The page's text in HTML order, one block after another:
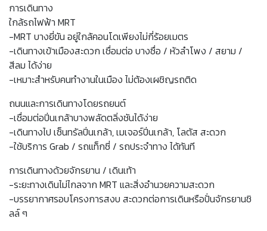
การเดินทาง
ใกล้รถไฟฟ้า MRT
-MRT บางยี่ขัน อยู่ใกล้คอนโดเพียงไม่กี่ร้อยเมตร
-เดินทางเข้าเมืองสะดวก เชื่อมต่อ บางซื่อ / หัวลำโพง / สยาม /
สีลม ได้ง่าย
-เหมาะสำหรับคนทำงานในเมือง ไม่ต้องเผชิญรถติด
ถนนและการเดินทางโดยรถยนต์
-เชื่อมต่อปิ่นเกล้าบางพลัดตลิ่งชันได้ง่าย
-เดินทางไป เซ็นทรัลปิ่นเกล้า, เมเจอร์ปิ่นเกล้า, โลตัส สะดวก
-ใช้บริการ Grab / รถแท็กซี่ / รถประจำทาง ได้ทันที
การเดินทางด้วยจักรยาน / เดินเท้า
-ระยะทางเดินไม่ไกลจาก MRT และสิ่งอำนวยความสะดวก
-บรรยากาศรอบโครงการสงบ สะดวกต่อการเดินหรือปั่นจักรยานชิ
ลล์ ๆ